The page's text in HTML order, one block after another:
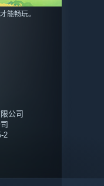
才能畅玩。
公司
2